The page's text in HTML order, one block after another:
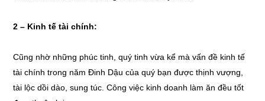
2 – Kinh tế tài chính:
Cũng nhờ những phúc tinh, quý tinh vừa kể mà vấn đề kinh tế
tài chính trong năm Đinh Dậu của quý bạn được thịnh vượng,
tài lộc dồi dào, sung túc. Công việc kinh doanh làm ăn đều tốt